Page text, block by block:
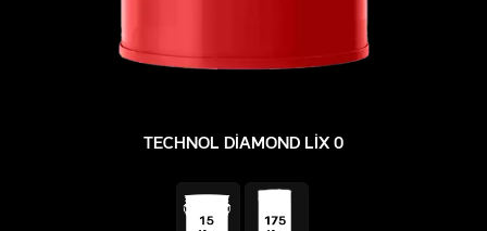
TECHNOL DIAMOND LIX 0